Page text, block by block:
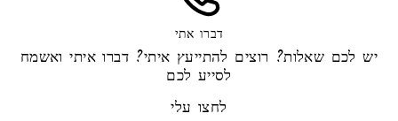
דברו אתי
יש לכם שאלות? רוצים להתייעץ איתי? דברו איתי ואשמח
לסייע לכם
לחצו עלי